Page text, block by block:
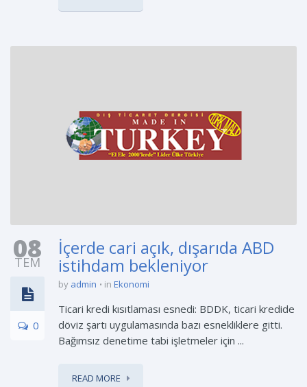
08
TEM
0
İçerde cari açık, dışarıda ABD
istihdam bekleniyor
by admin in Ekonomi
Ticari kredi kısıtlaması esnedi: BDDK, ticari kredide
döviz şartı uygulamasında bazı esnekliklere gitti.
Bağımsız denetime tabi işletmeler için ...
READ MORE